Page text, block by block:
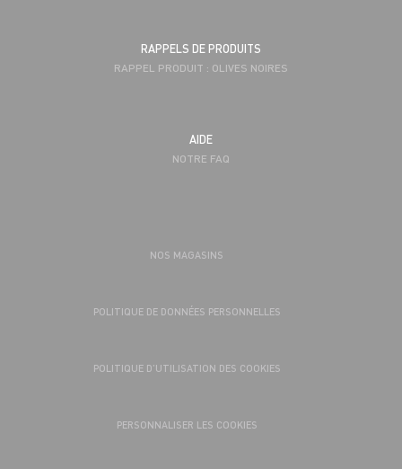
RAPPELS DE PRODUITS
RAPPEL PRODUIT : OLIVES NOIRES
AIDE
NOTRE FAQ
NOS MAGASINS
POLITIQUE DE DONNÉES PERSONNELLES
POLITIQUE D’UTILISATION DES COOKIES
PERSONNALISER LES COOKIES